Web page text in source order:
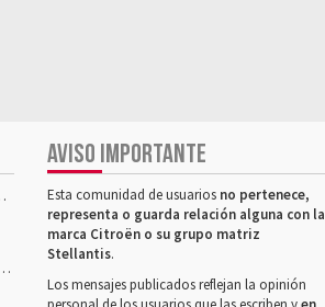
AVISO IMPORTANTE
Esta comunidad de usuarios no pertenece,
representa o guarda relación alguna con la
marca Citroën o su grupo matriz
Stellantis.
Los mensajes publicados reflejan la opinión